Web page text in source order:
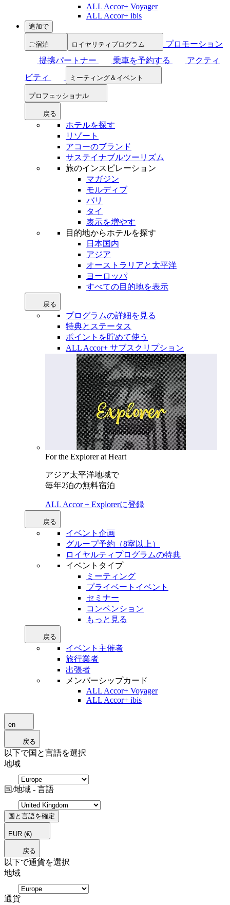
ALL Accor+ Voyager
ALL Accor+ ibis
追加で
ご宿泊 ロイヤリティプログラム
プロモーション
提携パートナー
乗車を予約する
アクティ
ビティ
ミーティング＆イベント
プロフェッショナル
戻る
ホテルを探す
リゾート
アコーのブランド
サステイナブルツーリズム
旅のインスピレーション
マガジン
モルディブ
バリ
タイ
表示を増やす
目的地からホテルを探す
日本国内
アジア
オーストラリアと太平洋
ヨーロッパ
すべての目的地を表示
戻る
プログラムの詳細を見る
特典とステータス
ポイントを貯めて使う
ALL Accor+ サブスクリプション
For the Explorer at Heart
アジア太平洋地域で
毎年2泊の無料宿泊
ALL Accor + Explorerに登録
戻る
イベント企画
グループ予約（8室以上）
ロイヤルティプログラムの特典
イベントタイプ
ミーティング
プライベートイベント
セミナー
コンベンション
もっと見る
戻る
イベント主催者
旅行業者
出張者
メンバーシップカード
ALL Accor+ Voyager
ALL Accor+ ibis
en
戻る
以下で国と言語を選択
地域
国/地域 - 言語
国と言語を確定
EUR (€)
戻る
以下で通貨を選択
地域
通貨